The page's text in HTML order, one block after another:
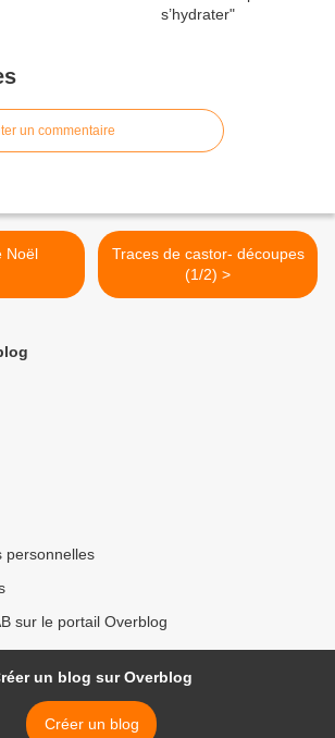
un commentaire
Noël
Traces de castor- découpes
(1/2) >
personnelles
sur le portail Overblog
un blog sur Overblog
Créer un blog